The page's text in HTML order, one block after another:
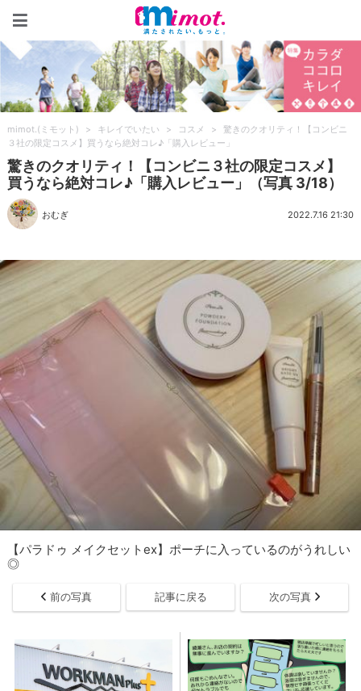
mimot.(ミモット) > キレイでいたい > コスメ >
驚きのクオリティ！【コンビニ
３社の限定コスメ】買うなら絶対コレ♪「購入レビュー」
驚きのクオリティ！【コンビニ３社の限定コスメ】
買うなら絶対コレ♪「購入レビュー」（写真 3/18）
おむぎ 2022.7.16 21:30
【パラドゥ メイクセットex】ポーチに入っているのがうれしい
◎
前の写真 記事に戻る 次の写真